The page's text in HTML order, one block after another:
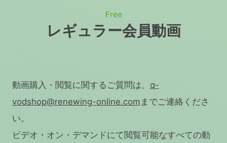
Free
レギュラー会員動画
動画購入・閲覧に関するご質問は、 q-
vodshop@renewing-online.com までご連絡くださ
い。
ビデオ・オン・デマンドにて閲覧可能なすべての動